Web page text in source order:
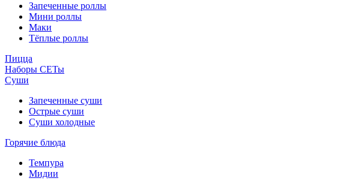
Запеченные роллы
Мини роллы
Маки
Тёплые роллы
Пицца
Наборы СЕТы
Суши
Запеченные суши
Острые суши
Суши холодные
Горячие блюда
Темпура
Мидии